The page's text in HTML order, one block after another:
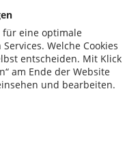
für eine optimale
Welche Cookies
entscheiden. Mit Klick
am Ende der Website
und bearbeiten.
zu notwendigen
zu funktionalen
zu Statistik-Cookies